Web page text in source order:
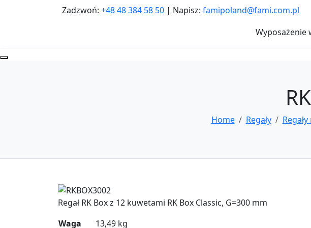
Zadzwoń: +48 48 384 58 50 | Napisz: famipoland@fami.com.pl
Wyposażenie
Home Regały
Zoom
Regał RK Box z 12 kuwetami RK Box Classic, G=300 mm
Waga
13,49 kg